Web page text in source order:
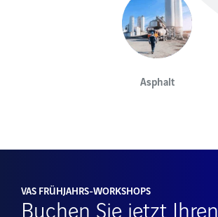
Asphalt
VAS FRÜHJAHRS-WORKSHOPS
Buchen Sie jetzt Ihren